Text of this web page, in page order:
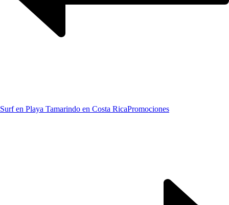
Surf en Playa Tamarindo en Costa RicaPromociones